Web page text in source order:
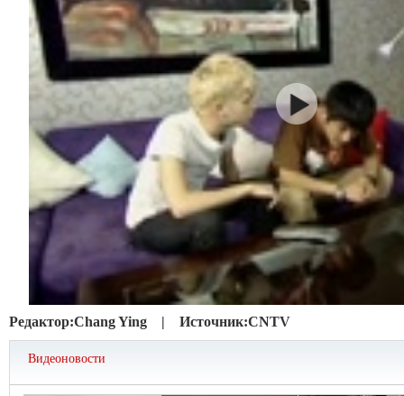
Редактор:Chang Ying | Источник:CNTV
Видеоновости